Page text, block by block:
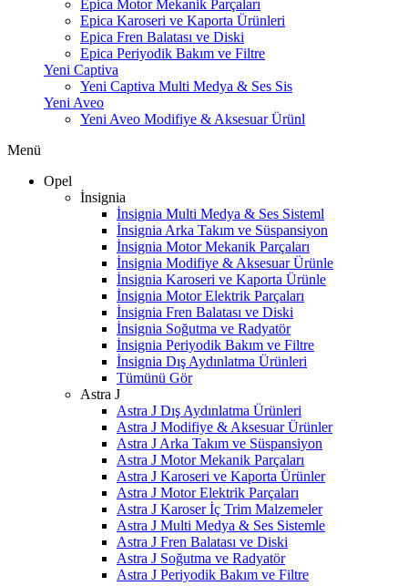
Epica Motor Mekanik Parçaları
Epica Karoseri ve Kaporta Ürünleri
Epica Fren Balatası ve Diski
Epica Periyodik Bakım ve Filtre
Yeni Captiva
Yeni Captiva Multi Medya & Ses Sis
Yeni Aveo
Yeni Aveo Modifiye & Aksesuar Ürünl
Menü
Opel
İnsignia
İnsignia Multi Medya & Ses Sisteml
İnsignia Arka Takım ve Süspansiyon
İnsignia Motor Mekanik Parçaları
İnsignia Modifiye & Aksesuar Ürünle
İnsignia Karoseri ve Kaporta Ürünle
İnsignia Motor Elektrik Parçaları
İnsignia Fren Balatası ve Diski
İnsignia Soğutma ve Radyatör
İnsignia Periyodik Bakım ve Filtre
İnsignia Dış Aydınlatma Ürünleri
Tümünü Gör
Astra J
Astra J Dış Aydınlatma Ürünleri
Astra J Modifiye & Aksesuar Ürünler
Astra J Arka Takım ve Süspansiyon
Astra J Motor Mekanik Parçaları
Astra J Karoseri ve Kaporta Ürünler
Astra J Motor Elektrik Parçaları
Astra J Karoser İç Trim Malzemeler
Astra J Multi Medya & Ses Sistemle
Astra J Fren Balatası ve Diski
Astra J Soğutma ve Radyatör
Astra J Periyodik Bakım ve Filtre